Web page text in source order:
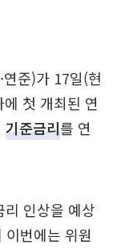
준)가 17일(현
첫 개최된 연
기준금리를 연
인상을 예상
번에는 위원